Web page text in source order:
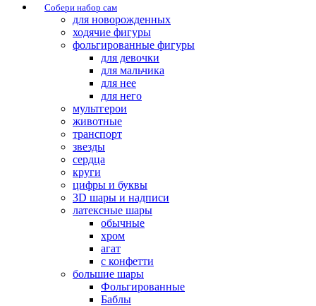
Собери набор сам
для новорожденных
ходячие фигуры
фольгированные фигуры
для девочки
для мальчика
для нее
для него
мультгерои
животные
транспорт
звезды
сердца
круги
цифры и буквы
3D шары и надписи
латексные шары
обычные
хром
агат
с конфетти
большие шары
Фольгированные
Баблы